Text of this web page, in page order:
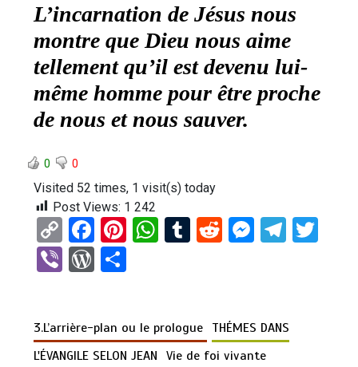
L’incarnation de Jésus nous
montre que Dieu nous aime
tellement qu’il est devenu lui-
même homme pour être proche
de nous et nous sauver.
0 0
Visited 52 times, 1 visit(s) today
Post Views: 1 242
C
o
py
n
k
F
a
ce
o
o
Pi
t
W
A
p
T
r
R
t
M
g
er
T
a
Vi W
Pr g
3.L’arrière-plan ou le prologue THÉMES DANS
L'ÉVANGILE SELON JEAN
Vie de foi vivante